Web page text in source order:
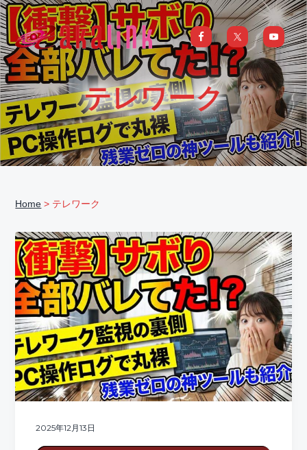
S
k
i
p
t
o
p
r
i
S
k
i
p
t
o
m
a
i
S
k
i
p
t
o
p
r
i
S
k
i
p
t
o
o
o
はじめてのAI、DXならアカリンク
IT
の
発
展
と
共
に
DX/AI
推
進
を
行
い、
進
化
る
中
業
へ
ま
る
ご
と
サ
ポ
ー
ト
テレワーク
Home > テレワーク
2025年12月13日